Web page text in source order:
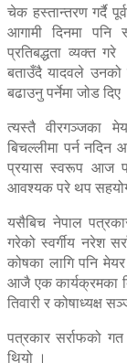
चेक हस्तान्तरण गर्दै
आगामी दिनमा पनि
प्रतिबद्धता व्यक्त
बताउँदै यादवले उनको
बढाउनु पर्नेमा जोड दिए
त्यस्तै वीरगञ्जका
बिचल्लीमा पर्न
प्रयास स्वरूप आज
आवश्यक परे थप सहयोग
यसैबिच नेपाल
गरेको स्वर्गीय नरेश
कोषका लागि पनि
आजै एक कार्यक्रमका
तिवारी र कोषाध्यक्ष
पत्रकार सर्राफको
थियो ।